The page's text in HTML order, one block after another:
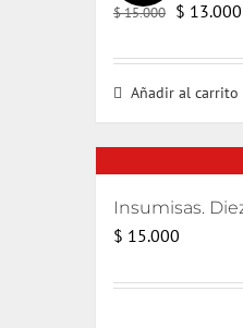
$15.000 El
original
era:
$ 13.000
Añadir al carrito
$ 15.000